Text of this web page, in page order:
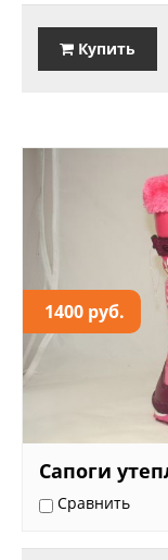
Купить
1400 руб.
Сапоги
Сравнить